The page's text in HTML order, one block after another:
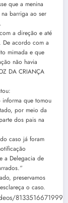
que a menina
barriga ao ser
a direção e até
De acordo com a
mimada e que
não havia
DA CRIANÇA
informa que tomou
por meio da
dos pais na
caso já foram
a Delegacia de
preservamos
o caso.